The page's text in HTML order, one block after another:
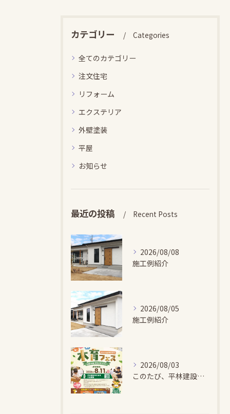
カテゴリー Categories
全てのカテゴリー
注文住宅
リフォーム
エクステリア
外壁塗装
平屋
お知らせ
最近の投稿 Recent Posts
2026/08/08
施工例紹介
2026/08/05
施工例紹介
2026/08/03
このたび、平林建設では、お子さまが木とふれあい・木について学...